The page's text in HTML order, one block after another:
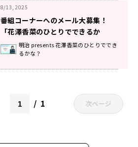
8/13, 2025
番組コーナーへのメール大募集！
「花澤香菜のひとりでできるか
な？」明治 presents 花澤香菜のひとりででき
るかな？
1 次ページ